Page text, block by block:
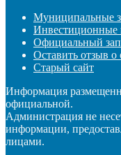
Муниципальные
Инвестиционные
Официальный
Оставить отзыв о
Старый сайт
Информация
официальной.
Администрация не
информации,
лицами.